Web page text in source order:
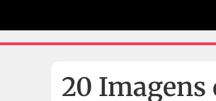
20 Imagens